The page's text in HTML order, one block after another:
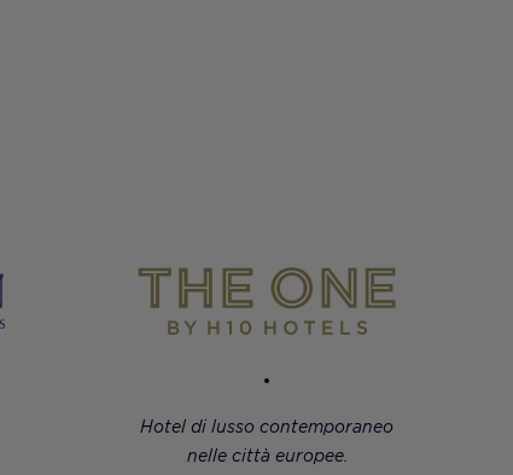
Hotel di lusso contemporaneo
nelle città europee.